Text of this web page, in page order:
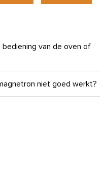
van de oven of
niet goed werkt?